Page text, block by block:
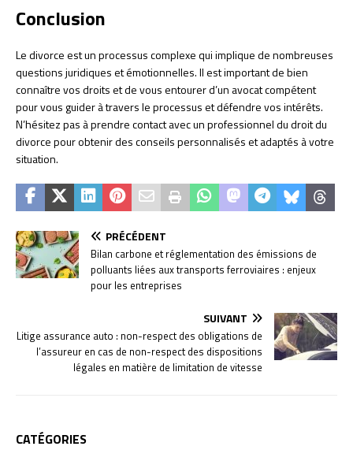
Conclusion
Le divorce est un processus complexe qui implique de nombreuses
questions juridiques et émotionnelles. Il est important de bien
connaître vos droits et de vous entourer d’un avocat compétent
pour vous guider à travers le processus et défendre vos intérêts.
N’hésitez pas à prendre contact avec un professionnel du droit du
divorce pour obtenir des conseils personnalisés et adaptés à votre
situation.
PRÉCÉDENT
Bilan carbone et réglementation des émissions de
polluants liées aux transports ferroviaires : enjeux
pour les entreprises
SUIVANT
Litige assurance auto : non-respect des obligations de
l’assureur en cas de non-respect des dispositions
légales en matière de limitation de vitesse
CATÉGORIES